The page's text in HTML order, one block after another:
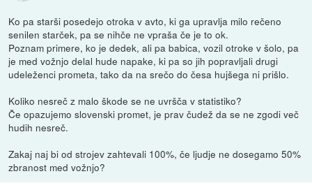
Ko pa starši posedejo otroka v avto, ki ga upravlja milo rečeno
senilen starček, pa se nihče ne vpraša če je to ok.
Poznam primere, ko je dedek, ali pa babica, vozil otroke v šolo, pa
je med vožnjo delal hude napake, ki pa so jih popravljali drugi
udeleženci prometa, tako da na srečo do česa hujšega ni prišlo.
Koliko nesreč z malo škode se ne uvršča v statistiko?
Če opazujemo slovenski promet, je prav čudež da se ne zgodi več
hudih nesreč.
Zakaj naj bi od strojev zahtevali 100%, če ljudje ne dosegamo 50%
zbranost med vožnjo?